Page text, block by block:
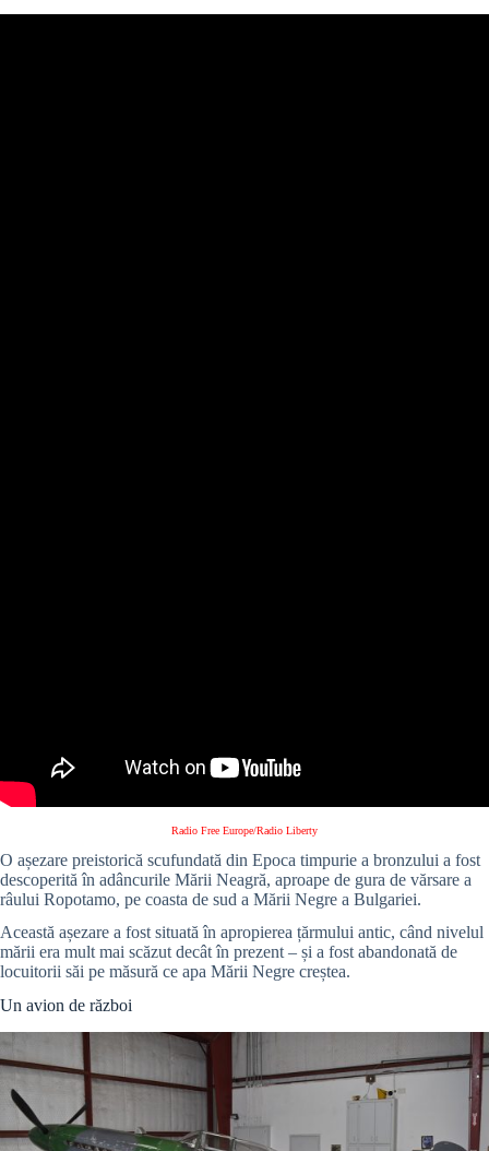
Radio Free Europe/Radio Liberty
O așezare preistorică scufundată din Epoca timpurie a bronzului a fost
descoperită în adâncurile Mării Neagră, aproape de gura de vărsare a
râului Ropotamo, pe coasta de sud a Mării Negre a Bulgariei.
Această așezare a fost situată în apropierea țărmului antic, când nivelul
mării era mult mai scăzut decât în prezent – și a fost abandonată de
locuitorii săi pe măsură ce apa Mării Negre creștea.
Un avion de război